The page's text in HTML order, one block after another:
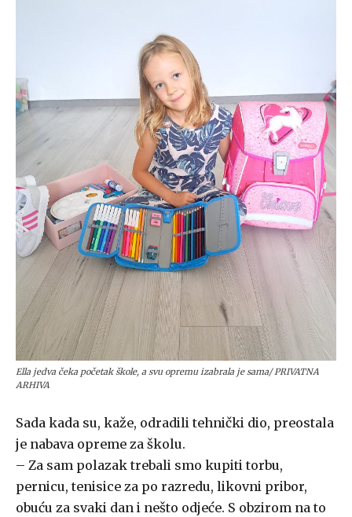
Ella jedva čeka početak škole, a svu opremu izabrala je sama/ PRIVATNA
ARHIVA
Sada kada su, kaže, odradili tehnički dio, preostala
je nabava opreme za školu.
– Za sam polazak trebali smo kupiti torbu,
pernicu, tenisice za po razredu, likovni pribor,
obuću za svaki dan i nešto odjeće. S obzirom na to